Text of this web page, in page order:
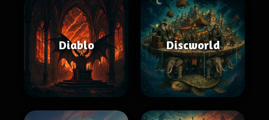
Diablo Discworld